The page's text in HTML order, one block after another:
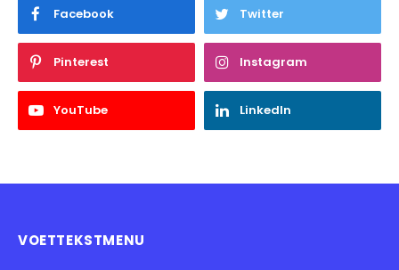
Facebook Twitter
Pinterest Instagram
YouTube LinkedIn
VOETTEKSTMENU